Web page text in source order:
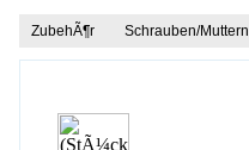
ZubehÃ¶r Schrauben/Muttern